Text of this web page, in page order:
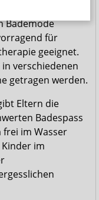
Schwimmwindeln,
Bademode
für
geeignet.
verschiedenen
getragen werden.
Eltern die
Badespass
frei im Wasser
im